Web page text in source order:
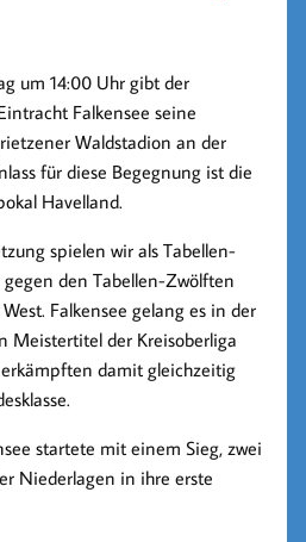
um 14:00 Uhr gibt der
Falkensee seine
Waldstadion an der
für diese Begegnung ist die
Havelland.
spielen wir als Tabellen-
den Tabellen-Zwölften
Falkensee gelang es in der
Meistertitel der Kreisoberliga
damit gleichzeitig
startete mit einem Sieg, zwei
Niederlagen in ihre erste